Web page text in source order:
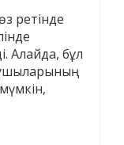
ретінде
Алайда, бұл